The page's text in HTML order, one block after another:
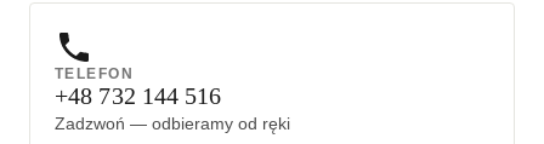
TELEFON
+48 732 144 516
Zadzwoń — odbieramy od ręki